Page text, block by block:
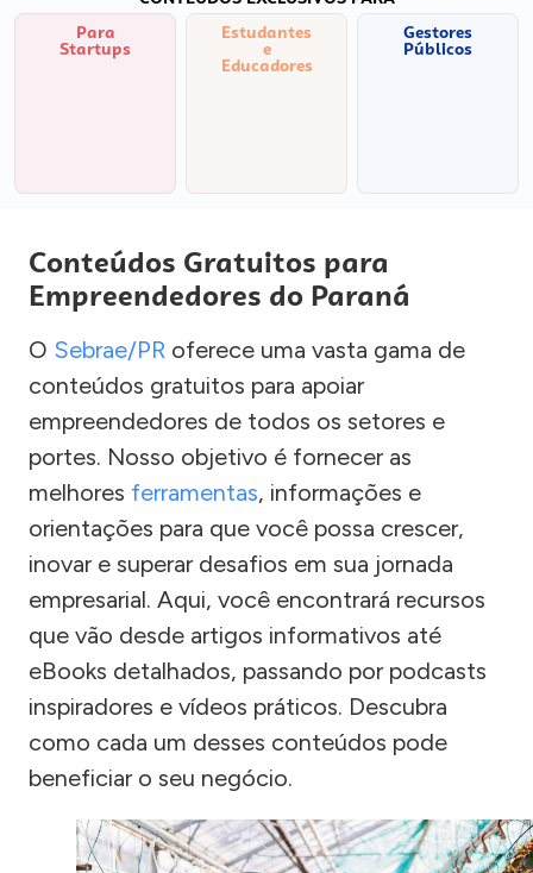
Para
Startups
Estudantes
e
Educadores
Gestores
Públicos
Conteúdos Gratuitos para
Empreendedores do Paraná
O Sebrae/PR oferece uma vasta gama de
conteúdos gratuitos para apoiar
empreendedores de todos os setores e
portes. Nosso objetivo é fornecer as
melhores ferramentas, informações e
orientações para que você possa crescer,
inovar e superar desafios em sua jornada
empresarial. Aqui, você encontrará recursos
que vão desde artigos informativos até
eBooks detalhados, passando por podcasts
inspiradores e vídeos práticos. Descubra
como cada um desses conteúdos pode
beneficiar o seu negócio.